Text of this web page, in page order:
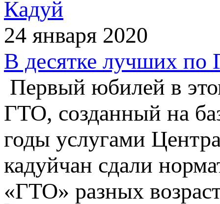
Кадуй
24 января 2020
В десятке лучших по
Первый юбилей в
ГТО, созданный на
годы услугами
кадуйчан сдали
«ГТО» разных